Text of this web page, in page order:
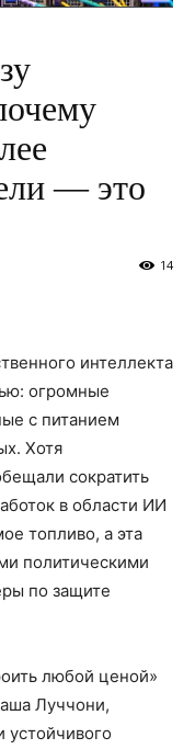
— это
14
интеллекта
огромные
с питанием
Хотя
сократить
в области ИИ
топливо, а эта
политическими
по защите
любой ценой»
Луччони,
устойчивого